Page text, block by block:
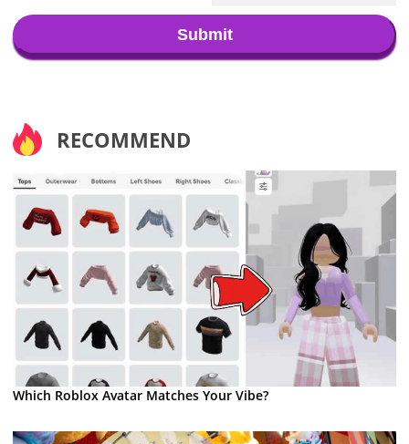
Submit
RECOMMEND
Which Roblox Avatar Matches Your Vibe?